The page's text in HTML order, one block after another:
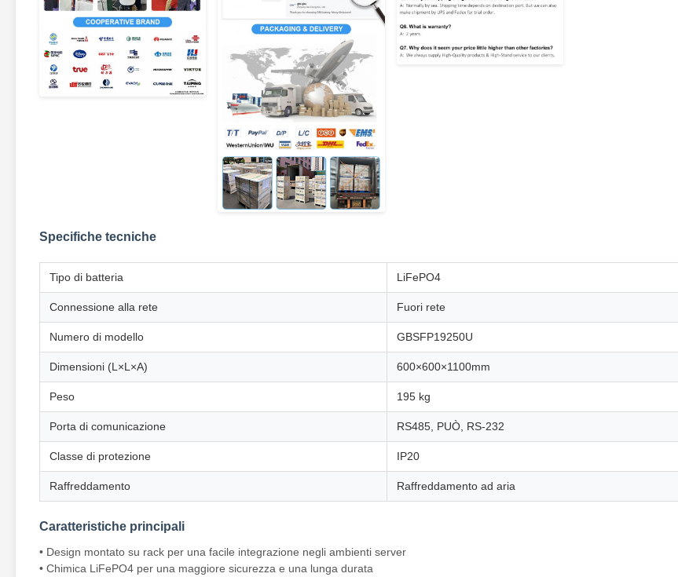
Specifiche tecniche
Tipo di batteria LiFePO4
Connessione alla rete Fuori rete
Numero di modello GBSFP19250U
Dimensioni (L×L×A) 600×600×1100mm
Peso 195 kg
Porta di comunicazione RS485, PUÒ, RS-232
Classe di protezione IP20
Raffreddamento Raffreddamento ad aria
Caratteristiche principali
• Design montato su rack per una facile integrazione negli ambienti server
• Chimica LiFePO4 per una maggiore sicurezza e una lunga durata